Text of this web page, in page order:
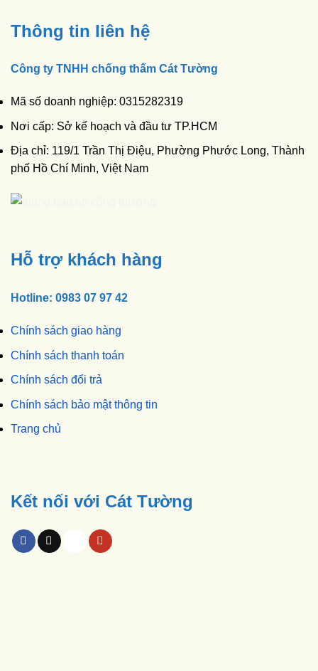
Thông tin liên hệ
Công ty TNHH chống thấm Cát Tường
Mã số doanh nghiệp: 0315282319
Nơi cấp: Sở kế hoạch và đầu tư TP.HCM
Địa chỉ: 119/1 Trần Thị Điệu, Phường Phước Long, Thành
phố Hồ Chí Minh, Việt Nam
Hỗ trợ khách hàng
Hotline: 0983 07 97 42
Chính sách giao hàng
Chính sách thanh toán
Chính sách đổi trả
Chính sách bảo mật thông tin
Trang chủ
Kết nối với Cát Tường